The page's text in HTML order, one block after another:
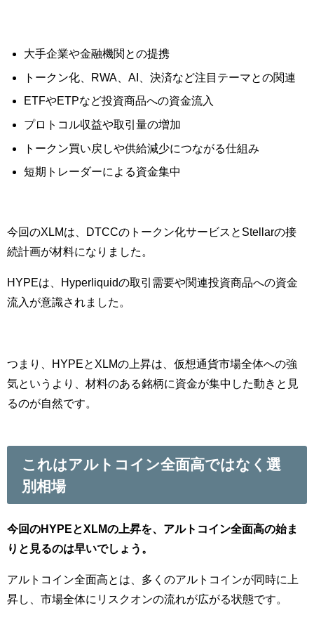
大手企業や金融機関との提携
トークン化、RWA、AI、決済など注目テーマとの関連
ETFやETPなど投資商品への資金流入
プロトコル収益や取引量の増加
トークン買い戻しや供給減少につながる仕組み
短期トレーダーによる資金集中
今回のXLMは、DTCCのトークン化サービスとStellarの接
続計画が材料になりました。
HYPEは、Hyperliquidの取引需要や関連投資商品への資金
流入が意識されました。
つまり、HYPEとXLMの上昇は、仮想通貨市場全体への強
気というより、材料のある銘柄に資金が集中した動きと見
るのが自然です。
これはアルトコイン全面高ではなく選
別相場
今回のHYPEとXLMの上昇を、アルトコイン全面高の始ま
りと見るのは早いでしょう。
アルトコイン全面高とは、多くのアルトコインが同時に上
昇し、市場全体にリスクオンの流れが広がる状態です。